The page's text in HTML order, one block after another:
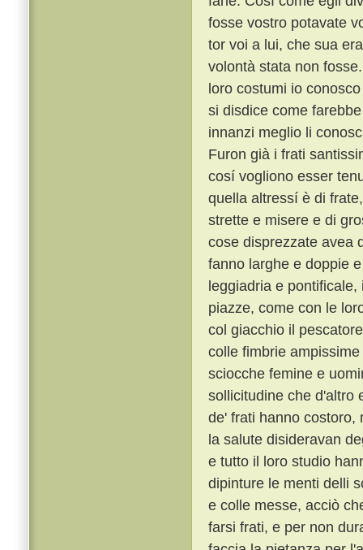
fosse vostro potavate
tor voi a lui, che sua
volontà stata non
loro costumi io
si disdice come
innanzi meglio li
Furon già i frati
cosí vogliono esser
quella altressí è di
strette e misere e di
cose disprezzate avea
fanno larghe e doppie
leggiadria e
piazze, come con le
col giacchio il
colle fimbrie
sciocche femine e
sollicitudine che d'altro
de' frati hanno
la salute disideravan
e tutto il loro studio
dipinture le menti delli
e colle messe, acciò
farsi frati, e per non